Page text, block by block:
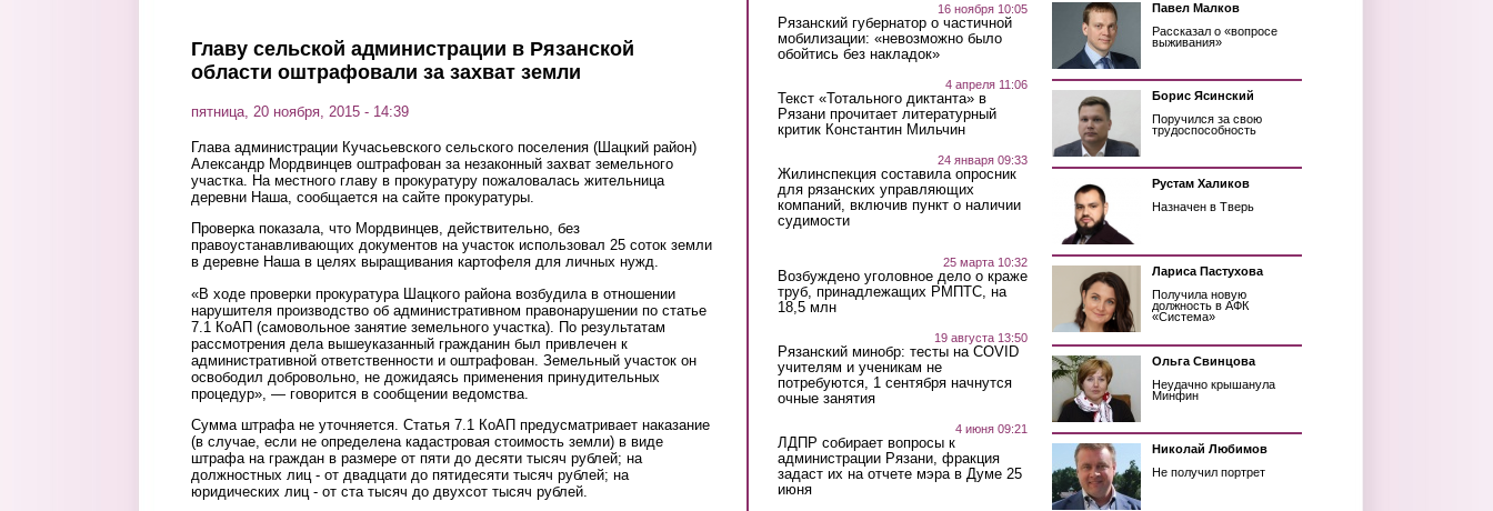
Главу сельской администрации в Рязанской
области оштрафовали за захват земли
пятница, 20 ноября, 2015 - 14:39
Глава администрации Кучасьевского сельского поселения (Шацкий район)
Александр Мордвинцев оштрафован за незаконный захват земельного
участка. На местного главу в прокуратуру пожаловалась жительница
деревни Наша, сообщается на сайте прокуратуры.
Проверка показала, что Мордвинцев, действительно, без
правоустанавливающих документов на участок использовал 25 соток земли
в деревне Наша в целях выращивания картофеля для личных нужд.
«В ходе проверки прокуратура Шацкого района возбудила в отношении
нарушителя производство об административном правонарушении по статье
7.1 КоАП (самовольное занятие земельного участка). По результатам
рассмотрения дела вышеуказанный гражданин был привлечен к
административной ответственности и оштрафован. Земельный участок он
освободил добровольно, не дожидаясь применения принудительных
процедур», — говорится в сообщении ведомства.
Сумма штрафа не уточняется. Статья 7.1 КоАП предусматривает наказание
(в случае, если не определена кадастровая стоимость земли) в виде
штрафа на граждан в размере от пяти до десяти тысяч рублей; на
должностных лиц - от двадцати до пятидесяти тысяч рублей; на
юридических лиц - от ста тысяч до двухсот тысяч рублей.
16 ноября 10:05
Рязанский губернатор о частичной
мобилизации: «невозможно было
обойтись без накладок»
4 апреля 11:06
Текст «Тотального диктанта» в
Рязани прочитает литературный
критик Константин Мильчин
24 января 09:33
Жилинспекция составила опросник
для рязанских управляющих
компаний, включив пункт о наличии
судимости
25 марта 10:32
Возбуждено уголовное дело о краже
труб, принадлежащих РМПТС, на
18,5 млн
19 августа 13:50
Рязанский минобр: тесты на COVID
учителям и ученикам не
потребуются, 1 сентября начнутся
очные занятия
4 июня 09:21
ЛДПР собирает вопросы к
администрации Рязани, фракция
задаст их на отчете мэра в Думе 25
июня
Павел Малков
Рассказал о «вопросе
выживания»
Борис Ясинский
Поручился за свою
трудоспособность
Рустам Халиков
Назначен в Тверь
Лариса Пастухова
Получила новую
должность в АФК
«Система»
Ольга Свинцова
Неудачно крышанула
Минфин
Николай Любимов
Не получил портрет